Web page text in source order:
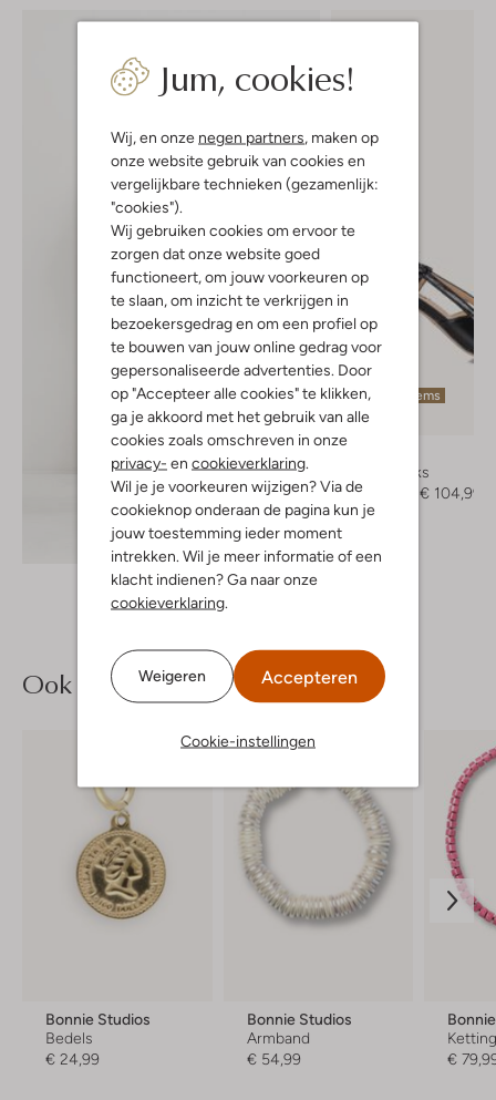
Jum, cookies!
Wij, en onze negen partners , maken op
onze website gebruik van cookies en
vergelijkbare technieken (gezamenlijk:
"cookies").
Wij gebruiken cookies om ervoor te
zorgen dat onze website goed
functioneert, om jouw voorkeuren op
te slaan, om inzicht te verkrijgen in
bezoekersgedrag en om een profiel op
te bouwen van jouw online gedrag voor
gepersonaliseerde advertenties. Door
op "Accepteer alle cookies" te klikken,
ga je akkoord met het gebruik van alle
cookies zoals omschreven in onze
privacy- en cookieverklaring
Wil je je voorkeuren wijzigen? Via de
cookieknop onderaan de pagina kun je
jouw toestemming ieder moment
intrekken. Wil je meer informatie of een
klacht indienen? Ga naar onze
cookieverklaring
Weigeren Accepteren
Cookie-instellingen
Ontdek de look
Laatste items
-30%
Slingbacks
€ 149,99
€ 104,99
Ook iets voor jou?
Bonnie Studios
Bedels
€ 24,99
Bonnie Studios
Armband
€ 54,99
€